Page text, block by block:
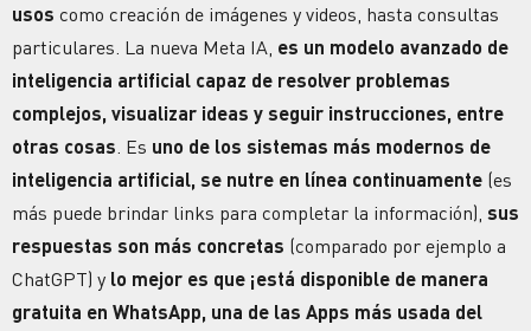
usos como creación de imágenes y videos , hasta consultas
particulares. La nueva Meta IA, es un modelo avanzado de
inteligencia artificial capaz de resolver problemas
complejos, visualizar ideas y seguir instrucciones, entre
otras cosas . Es uno de los sistemas más modernos de
inteligencia artificial, se nutre en línea continuamente (es
más puede brindar links para completar la información), sus
respuestas son más concretas (comparado por ejemplo a
ChatGPT) y lo mejor es que ¡está disponible de manera
gratuita en WhatsApp, una de las Apps más usada del